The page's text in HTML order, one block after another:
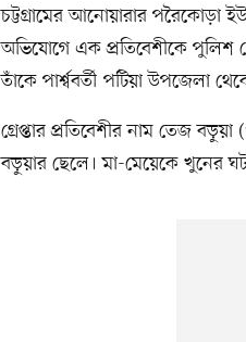
চট্টগ্রামের আনোয়ারার পরৈকোড়া
অভিযোগে এক প্রতিবেশীকে পুলিশ
তাঁকে পার্শ্ববর্তী পটিয়া উপজেলা
গ্রেপ্তার প্রতিবেশীর নাম তেজ
বড়ুয়ার ছেলে। মা-মেয়েকে খুনের